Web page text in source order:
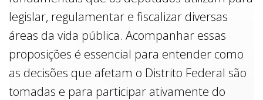
legislar, regulamentar e fiscalizar diversas
áreas da vida pública. Acompanhar essas
proposições é essencial para entender como
as decisões que afetam o Distrito Federal são
tomadas e para participar ativamente do